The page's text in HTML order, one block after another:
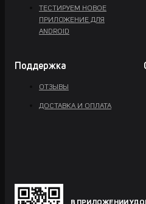
ТЕСТИРУЕМ НОВОЕ
ПРИЛОЖЕНИЕ ДЛЯ
ANDROID
Поддержка
ОТЗЫВЫ
ДОСТАВКА И ОПЛАТА